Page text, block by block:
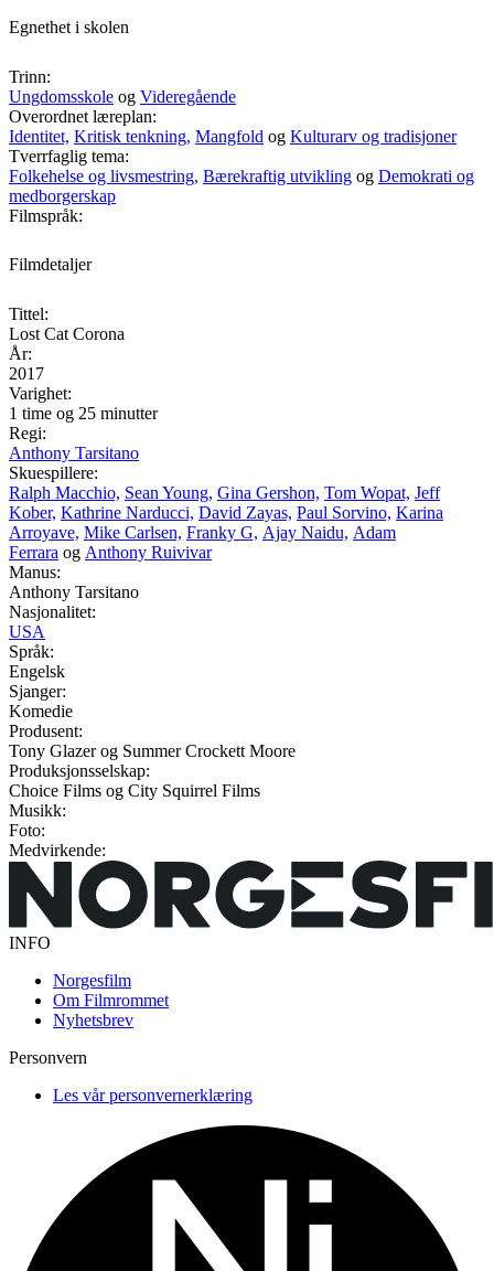
Egnethet i skolen
Trinn:
Ungdomsskole og Videregående
Overordnet læreplan:
Identitet, Kritisk tenkning, Mangfold og Kulturarv og tradisjoner
Tverrfaglig tema:
Folkehelse og livsmestring, Bærekraftig utvikling og Demokrati og
medborgerskap
Filmspråk:
Filmdetaljer
Tittel:
Lost Cat Corona
År:
2017
Varighet:
1 time og 25 minutter
Regi:
Anthony Tarsitano
Skuespillere:
Ralph Macchio, Sean Young, Gina Gershon, Tom Wopat, Jeff
Kober, Kathrine Narducci, David Zayas, Paul Sorvino, Karina
Arroyave, Mike Carlsen, Franky G, Ajay Naidu, Adam
Ferrara og Anthony Ruivivar
Manus:
Anthony Tarsitano
Nasjonalitet:
USA
Språk:
Engelsk
Sjanger:
Komedie
Produsent:
Tony Glazer og Summer Crockett Moore
Produksjonsselskap:
Choice Films og City Squirrel Films
Musikk:
Foto:
Medvirkende:
INFO
Norgesfilm
Om Filmrommet
Nyhetsbrev
Personvern
Les vår personvernerklæring